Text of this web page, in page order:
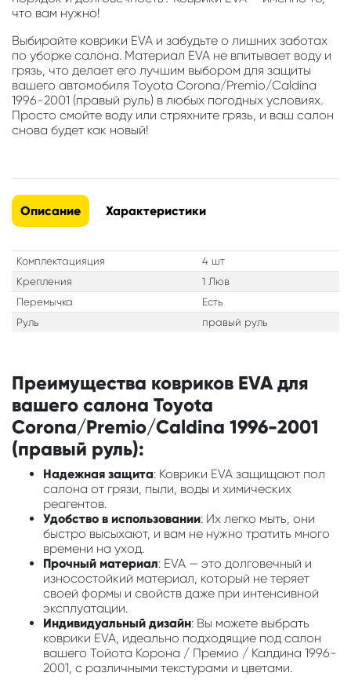
что вам нужно!
Выбирайте коврики EVA и забудьте о лишних заботах
по уборке салона. Материал EVA не впитывает воду и
грязь, что делает его лучшим выбором для защиты
вашего автомобиля Toyota Corona/Premio/Caldina
1996-2001 (правый руль) в любых погодных условиях.
Просто смойте воду или стряхните грязь, и ваш салон
снова будет как новый!
Описание Характеристики
Комплектацияция
4 шт
Крепления
1 Люв
Перемычка
Есть
Руль
правый руль
Преимущества ковриков EVA для
вашего салона Toyota
Corona/Premio/Caldina 1996-2001
(правый руль):
Надежная защита: Коврики EVA защищают пол
салона от грязи, пыли, воды и химических
реагентов.
Удобство в использовании: Их легко мыть, они
быстро высыхают, и вам не нужно тратить много
времени на уход.
Прочный материал: EVA — это долговечный и
износостойкий материал, который не теряет
своей формы и свойств даже при интенсивной
эксплуатации.
Индивидуальный дизайн: Вы можете выбрать
коврики EVA, идеально подходящие под салон
вашего Тойота Корона / Премио / Калдина 1996-
2001, с различными текстурами и цветами.